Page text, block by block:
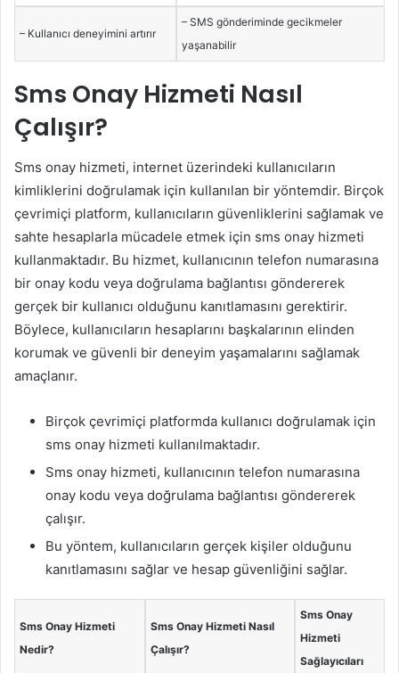
– Kullanıcı deneyimini artırır
– SMS gönderiminde gecikmeler
yaşanabilir
Sms Onay Hizmeti Nasıl
Çalışır?
Sms onay hizmeti, internet üzerindeki kullanıcıların
kimliklerini doğrulamak için kullanılan bir yöntemdir. Birçok
çevrimiçi platform, kullanıcıların güvenliklerini sağlamak ve
sahte hesaplarla mücadele etmek için sms onay hizmeti
kullanmaktadır. Bu hizmet, kullanıcının telefon numarasına
bir onay kodu veya doğrulama bağlantısı göndererek
gerçek bir kullanıcı olduğunu kanıtlamasını gerektirir.
Böylece, kullanıcıların hesaplarını başkalarının elinden
korumak ve güvenli bir deneyim yaşamalarını sağlamak
amaçlanır.
Birçok çevrimiçi platformda kullanıcı doğrulamak için
sms onay hizmeti kullanılmaktadır.
Sms onay hizmeti, kullanıcının telefon numarasına
onay kodu veya doğrulama bağlantısı göndererek
çalışır.
Bu yöntem, kullanıcıların gerçek kişiler olduğunu
kanıtlamasını sağlar ve hesap güvenliğini sağlar.
Sms Onay Hizmeti
Nedir?
Sms Onay Hizmeti Nasıl
Çalışır?
Sms Onay
Hizmeti
Sağlayıcıları